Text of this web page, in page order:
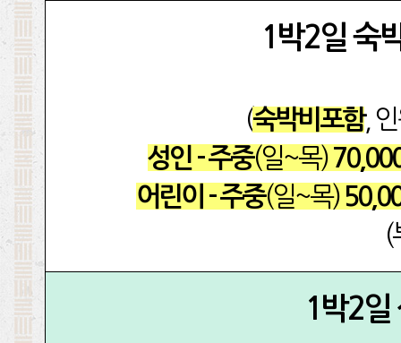
1박2일 숙
(숙박비포함,
성인 - 주중(일~목)
어린이 - 주중(일~목)
(
1박2일